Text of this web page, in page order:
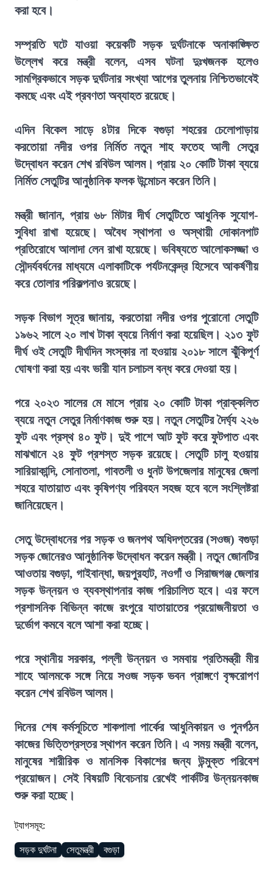
করা হবে।
সম্প্রতি ঘটে যাওয়া কয়েকটি সড়ক দুর্ঘটনাকে অনাকাঙ্ক্ষিত
উল্লেখ করে মন্ত্রী বলেন, এসব ঘটনা দুঃখজনক হলেও
সামগ্রিকভাবে সড়ক দুর্ঘটনার সংখ্যা আগের তুলনায় নিশ্চিতভাবেই
কমছে এবং এই প্রবণতা অব্যাহত রয়েছে।
এদিন বিকেল সাড়ে ৪টার দিকে বগুড়া শহরের চেলোপাড়ায়
করতোয়া নদীর ওপর নির্মিত নতুন শাহ ফতেহ আলী সেতুর
উদ্বোধন করেন শেখ রবিউল আলম। প্রায় ২০ কোটি টাকা ব্যয়ে
নির্মিত সেতুটির আনুষ্ঠানিক ফলক উন্মোচন করেন তিনি।
মন্ত্রী জানান, প্রায় ৬৮ মিটার দীর্ঘ সেতুটিতে আধুনিক সুযোগ-
সুবিধা রাখা হয়েছে। অবৈধ স্থাপনা ও অস্থায়ী দোকানপাট
প্রতিরোধে আলাদা লেন রাখা হয়েছে। ভবিষ্যতে আলোকসজ্জা ও
সৌন্দর্যবর্ধনের মাধ্যমে এলাকাটিকে পর্যটনকেন্দ্র হিসেবে আকর্ষণীয়
করে তোলার পরিকল্পনাও রয়েছে।
সড়ক বিভাগ সূত্র জানায়, করতোয়া নদীর ওপর পুরোনো সেতুটি
১৯৬২ সালে ২০ লাখ টাকা ব্যয়ে নির্মাণ করা হয়েছিল। ২১৩ ফুট
দীর্ঘ ওই সেতুটি দীর্ঘদিন সংস্কার না হওয়ায় ২০১৮ সালে ঝুঁকিপূর্ণ
ঘোষণা করা হয় এবং ভারী যান চলাচল বন্ধ করে দেওয়া হয়।
পরে ২০২৩ সালের মে মাসে প্রায় ২০ কোটি টাকা প্রাক্কলিত
ব্যয়ে নতুন সেতুর নির্মাণকাজ শুরু হয়। নতুন সেতুটির দৈর্ঘ্য ২২৬
ফুট এবং প্রস্থ ৪০ ফুট। দুই পাশে আট ফুট করে ফুটপাত এবং
মাঝখানে ২৪ ফুট প্রশস্ত সড়ক রয়েছে। সেতুটি চালু হওয়ায়
সারিয়াকান্দি, সোনাতলা, গাবতলী ও ধুনট উপজেলার মানুষের জেলা
শহরে যাতায়াত এবং কৃষিপণ্য পরিবহন সহজ হবে বলে সংশ্লিষ্টরা
জানিয়েছেন।
সেতু উদ্বোধনের পর সড়ক ও জনপথ অধিদপ্তরের (সওজ) বগুড়া
সড়ক জোনেরও আনুষ্ঠানিক উদ্বোধন করেন মন্ত্রী। নতুন জোনটির
আওতায় বগুড়া, গাইবান্ধা, জয়পুরহাট, নওগাঁ ও সিরাজগঞ্জ জেলার
সড়ক উন্নয়ন ও ব্যবস্থাপনার কাজ পরিচালিত হবে। এর ফলে
প্রশাসনিক বিভিন্ন কাজে রংপুরে যাতায়াতের প্রয়োজনীয়তা ও
দুর্ভোগ কমবে বলে আশা করা হচ্ছে।
পরে স্থানীয় সরকার, পল্লী উন্নয়ন ও সমবায় প্রতিমন্ত্রী মীর
শাহে আলমকে সঙ্গে নিয়ে সওজ সড়ক ভবন প্রাঙ্গণে বৃক্ষরোপণ
করেন শেখ রবিউল আলম।
দিনের শেষ কর্মসূচিতে শাকপালা পার্কের আধুনিকায়ন ও পুনর্গঠন
কাজের ভিত্তিপ্রস্তর স্থাপন করেন তিনি। এ সময় মন্ত্রী বলেন,
মানুষের শারীরিক ও মানসিক বিকাশের জন্য উন্মুক্ত পরিবেশ
প্রয়োজন। সেই বিষয়টি বিবেচনায় রেখেই পার্কটির উন্নয়নকাজ
শুরু করা হচ্ছে।
ট্যাগসমূহ:
সড়ক দুর্ঘটনা সেতুমন্ত্রী বগুড়া